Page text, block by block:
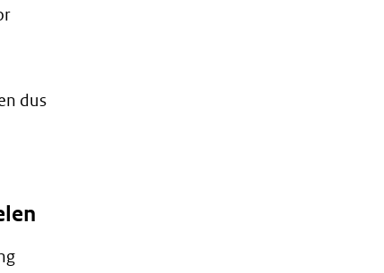
dus